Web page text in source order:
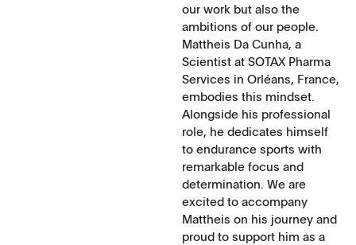
our work but also the
ambitions of our people.
Mattheis Da Cunha, a
Scientist at SOTAX Pharma
Services in Orléans, France,
embodies this mindset.
Alongside his professional
role, he dedicates himself
to endurance sports with
remarkable focus and
determination. We are
excited to accompany
Mattheis on his journey and
proud to support him as a